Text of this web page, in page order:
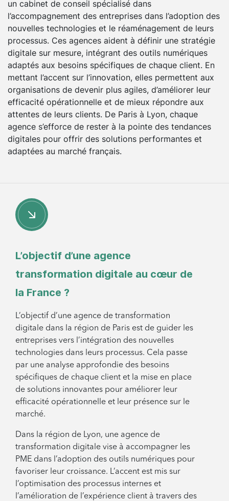
un cabinet de conseil spécialisé dans
l’accompagnement des entreprises dans l’adoption des
nouvelles technologies et le réaménagement de leurs
processus. Ces agences aident à définir une stratégie
digitale sur mesure, intégrant des outils numériques
adaptés aux besoins spécifiques de chaque client. En
mettant l’accent sur l’innovation, elles permettent aux
organisations de devenir plus agiles, d’améliorer leur
efficacité opérationnelle et de mieux répondre aux
attentes de leurs clients. De Paris à Lyon, chaque
agence s’efforce de rester à la pointe des tendances
digitales pour offrir des solutions performantes et
adaptées au marché français.
L’objectif d’une agence
transformation digitale au cœur de
la France ?
L’objectif d’une agence de transformation
digitale dans la région de Paris est de guider les
entreprises vers l’intégration des nouvelles
technologies dans leurs processus. Cela passe
par une analyse approfondie des besoins
spécifiques de chaque client et la mise en place
de solutions innovantes pour améliorer leur
efficacité opérationnelle et leur présence sur le
marché.
Dans la région de Lyon, une agence de
transformation digitale vise à accompagner les
PME dans l’adoption des outils numériques pour
favoriser leur croissance. L’accent est mis sur
l’optimisation des processus internes et
l’amélioration de l’expérience client à travers des